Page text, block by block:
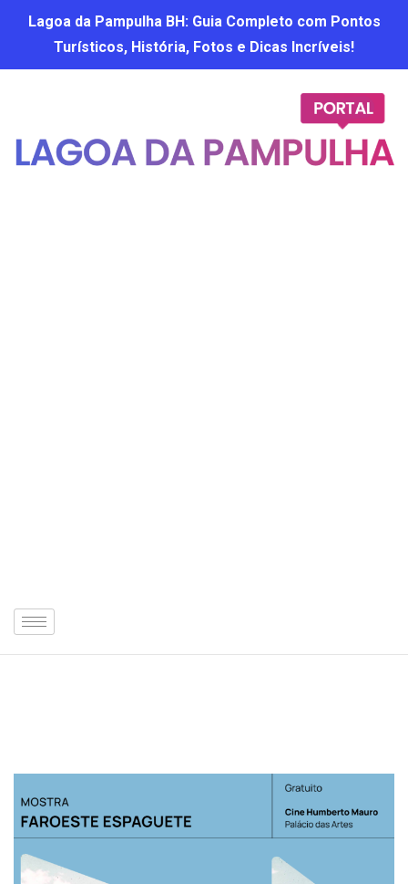
Lagoa da Pampulha BH: Guia Completo com Pontos
Turísticos, História, Fotos e Dicas Incríveis!